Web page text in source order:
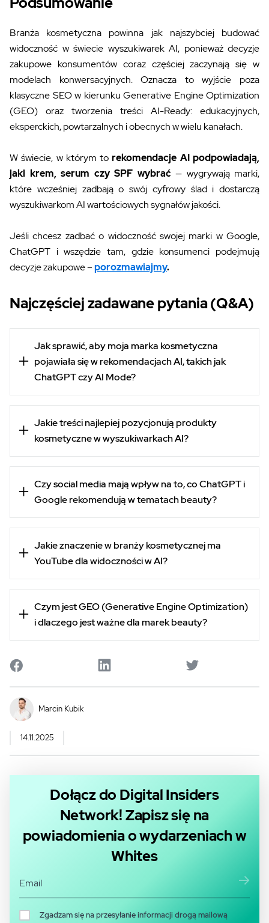
Branża kosmetyczna powinna jak najszybciej budować
widoczność w świecie wyszukiwarek AI, ponieważ decyzje
zakupowe konsumentów coraz częściej zaczynają się w
modelach konwersacyjnych. Oznacza to wyjście poza
klasyczne SEO w kierunku Generative Engine Optimization
(GEO) oraz tworzenia treści AI-Ready: edukacyjnych,
eksperckich, powtarzalnych i obecnych w wielu kanałach.
W świecie, w którym torekomendacje AI podpowiadają,
jaki krem, serum czy SPF wybrać — wygrywają marki,
które wcześniej zadbają o swój cyfrowy ślad i dostarczą
wyszukiwarkom AI wartościowych sygnałów jakości.
Jeśli chcesz zadbać o widoczność swojej marki w Google,
ChatGPT i wszędzie tam, gdzie konsumenci podejmują
decyzje zakupowe –porozmawiajmy.
Najczęściej zadawane pytania (Q&A)
Jak sprawić, aby moja marka kosmetyczna
pojawiała się w rekomendacjach AI, takich jak
ChatGPT czy AI Mode?
Jakie treści najlepiej pozycjonują produkty
kosmetyczne w wyszukiwarkach AI?
Czy social media mają wpływ na to, co ChatGPT i
Google rekomendują w tematach beauty?
Jakie znaczenie w branży kosmetycznej ma
YouTube dla widoczności w AI?
Czym jest GEO (Generative Engine Optimization)
i dlaczego jest ważne dla marek beauty?
Marcin Kubik
14.11.2025
Dołącz do Digital Insiders
Network! Zapisz się na
powiadomienia o wydarzeniach w
Whites
Zgadzam się na przesyłanie informacji drogą mailową